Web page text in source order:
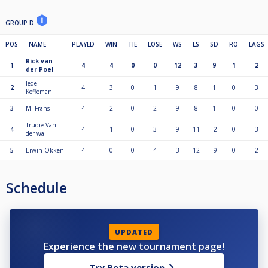
GROUP D
POS NAME PLAYED WIN TIE LOSE WS LS SD RO LAGS
1
Rick van
der Poel
4 4 0 0 12 3 9 1 2
2
Iede
Koffeman
4 3 0 1 9 8 1 0 3
3 M. Frans 4 2 0 2 9 8 1 0 0
4
Trudie Van
der wal
4 1 0 3 9 11 -2 0 3
5 Erwin Okken 4 0 0 4 3 12 -9 0 2
Schedule
UPDATED
Experience the new tournament page!